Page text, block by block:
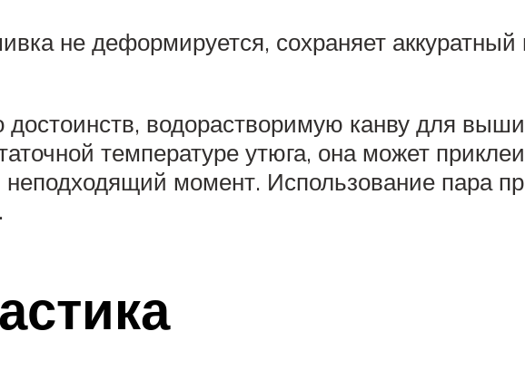
не деформируется, сохраняет
водорастворимую канву для
температуре утюга, она может
момент. Использование пара